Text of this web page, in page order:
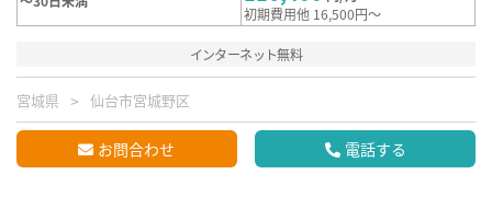
初期費用他 16,500円～
インターネット無料
宮城県 仙台市宮城野区
お問合わせ 電話する